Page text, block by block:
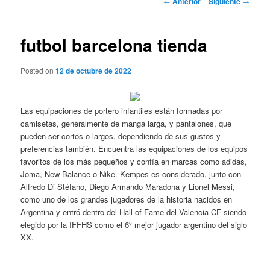
futbol barcelona tienda
Posted on12 de octubre de 2022
Las equipaciones de portero infantiles están formadas por
camisetas, generalmente de manga larga, y pantalones, que
pueden ser cortos o largos, dependiendo de sus gustos y
preferencias también. Encuentra las equipaciones de los equipos
favoritos de los más pequeños y confía en marcas como adidas,
Joma, New Balance o Nike. Kempes es considerado, junto con
Alfredo Di Stéfano, Diego Armando Maradona y Lionel Messi,
como uno de los grandes jugadores de la historia nacidos en
Argentina y entró dentro del Hall of Fame del Valencia CF siendo
elegido por la IFFHS como el 6º mejor jugador argentino del siglo
XX.